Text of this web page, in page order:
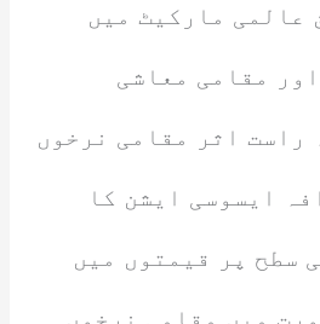
عالمی مارکیٹ میں
مقامی معاشی
راست اثر مقامی نرخوں
ایسوسی ایشن کا
سطح پر قیمتوں میں